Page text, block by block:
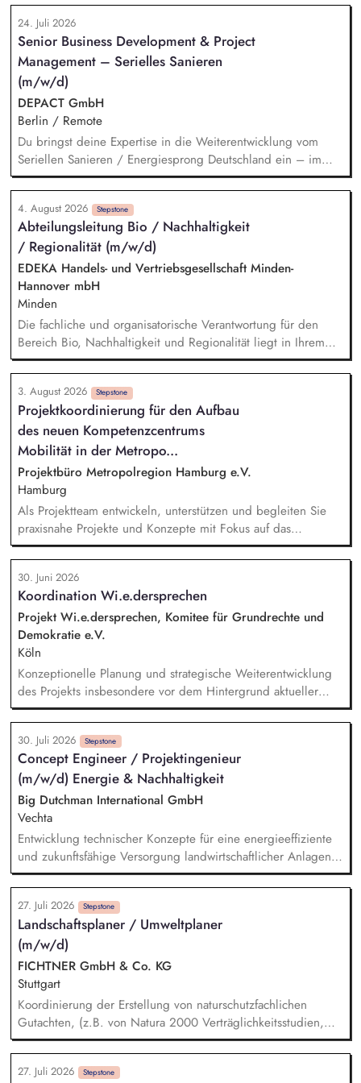
Monitoring und Berichterstattung zu den ca. 60 städtischen
PV-Anlagen sowie Planung weiterer Anlageninstallationen.
Prüfung, Planung und Umsetzung von Modellen zu Energy-
Sharing und/oder Strombilanzkreismodellen. Eigenständige
Fördermittelakquise und Durchführung von Förderprojekten
in den Bereichen regenerative Energien sowie
energiesparendes Bauen und Sanieren.
24. Juli 2026
Senior Business Development & Project
Management – Serielles Sanieren
(m/w/d)
DEPACT GmbH
Berlin / Remote
Du bringst deine Expertise in die Weiterentwicklung vom
Seriellen Sanieren / Energiesprong Deutschland ein – im
engen Austausch u.a. mit der dena, mit Blick auf
Markthochlauf und Support im regulatorischen Umfeld und
der Stakeholder. Business-Development-Standbein: Du
akquirierst und verantwortest eigenständig Projekte für unser
Vorqualifizierungs-Tool CoPilot und entwickelst /
implementierst die Skalierung. Du qualifizierst zudem
Bauunternehmen und Systemanbieter als Angebotspartner.
4. August 2026 Stepstone
Abteilungsleitung Bio / Nachhaltigkeit
/ Regionalität (m/w/d)
EDEKA Handels- und Vertriebsgesellschaft Minden-
Hannover mbH
Minden
Die fachliche und organisatorische Verantwortung für den
Bereich Bio, Nachhaltigkeit und Regionalität liegt in Ihrem
Aufgabenbereich. Neue Ideen bringen Sie aktiv ein,
gestalten Veränderungen kreativ mit und treiben die
strategische Weiterentwicklung des Bereichs mit analytischem
Denken voran. Sortiments- und Nachhaltigkeitsstrategien
entwickeln Sie weiter und setzen Impulse für ein
zukunftsfähiges Angebot und stellen dabei sicher, dass
relevante Qualitäts-, Nachhaltigkeits- und
Zertifizierungsanforderungen berücksichtigt werden. Sie
analysieren Markt-, Kunden- und Sortimentsentwicklungen und
leiten daraus konkrete Maßnahmen ab. Potenziale für
nachhaltige, regionale und biologische Sortimente
identifizieren Sie und begleiten deren Umsetzung.
3. August 2026 Stepstone
Projektkoordinierung für den Aufbau
des neuen Kompetenzcentrums
Mobilität in der Metropo...
Projektbüro Metropolregion Hamburg e.V.
Hamburg
Als Projektteam entwickeln, unterstützen und begleiten Sie
praxisnahe Projekte und Konzepte mit Fokus auf das
Betriebliche und Schulische Mobilitätsmanagement.
konzipieren und erstellen Sie Informationsmaterialien für
Unternehmen und Schulen zur Förderung einer nachhaltigen
Mobilität und beraten Einrichtungen bei der Einführung und
Umsetzung von Maßnahmen des Mobilitätsmanagements.
organisieren und moderieren Sie Netzwerkveranstaltungen,
die Akteure der Region zusammenbringen und ihre
Zusammenarbeit fördern. identifizieren und akquirieren Sie
mögliche weitere Finanz- und Fördermittel für Projekte im
Kontext des Schulischen und Betrieblichen
Mobilitätsmanagements.
30. Juni 2026
Koordination Wi.e.dersprechen
Projekt Wi.e.dersprechen, Komitee für Grundrechte und
Demokratie e.V.
Köln
Konzeptionelle Planung und strategische Weiterentwicklung
des Projekts insbesondere vor dem Hintergrund aktueller
politischer Entwicklungen in den Projektregionen,
Öffentlichkeitsarbeit Print und web in Deutsch und Englisch,
Vertretung des Projekts bei Vorträgen, Netzwerk- u.
Fundraisingveranstaltungen, Weiterentwicklung des
Privatspendenfundraisings, regelmäßige Kommunikation mit
und das Gewinnen von (neuen) Spender*innen, Organisation
und Begleitung der etwa jährlich stattfindenden
Dialogseminare.
30. Juli 2026 Stepstone
Concept Engineer / Projektingenieur
(m/w/d) Energie & Nachhaltigkeit
Big Dutchman International GmbH
Vechta
Entwicklung technischer Konzepte für eine energieeffiziente
und zukunftsfähige Versorgung landwirtschaftlicher Anlagen
– von der Idee bis zur umsetzbaren Lösung. Begleitung und
Steuerung von Sonderprojekten (z. B. energieautarke
Stallanlagen, Kühlkonzepte, Wärmetauscher-Systeme).
Erstellung von Umweltberechnungen und Ermittlung des
CO_2-Fußabdrucks für Produkte und Anlagenlösungen sowie
Entwicklung regionaler Nachhaltigkeitsansätze für Europa und
Middle East Africa.
27. Juli 2026 Stepstone
Landschaftsplaner / Umweltplaner
(m/w/d)
FICHTNER GmbH & Co. KG
Stuttgart
Koordinierung der Erstellung von naturschutzfachlichen
Gutachten, (z.B. von Natura 2000 Verträglichkeitsstudien,
Artenschutzberichten, UVS und LBP) in einem
interdisziplinären Team aus Umweltgutachtern und
technischen Planern Vorbereitung und Durchführung von
27. Juli 2026 Stepstone